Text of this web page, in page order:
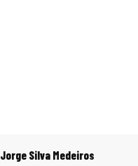
Jorge Silva Medeiros